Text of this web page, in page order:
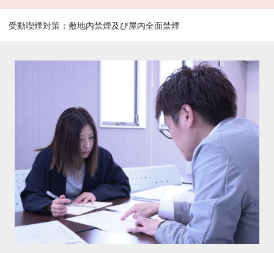
受動喫煙対策：敷地内禁煙及び屋内全面禁煙